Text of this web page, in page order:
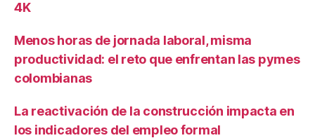
4K
Menos horas de jornada laboral, misma
productividad: el reto que enfrentan las pymes
colombianas
La reactivación de la construcción impacta en
los indicadores del empleo formal